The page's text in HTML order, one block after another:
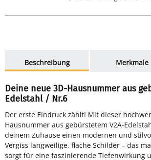
Beschreibung
Merkmale
Deine neue 3D-Hausnummer aus
Edelstahl / Nr.6
Der erste Eindruck zählt! Mit dieser
Hausnummer aus gebürstetem V2A-
deinem Zuhause einen modernen und
Vergiss langweilige, flache Schilder – das
sorgt für eine faszinierende Tiefenwirkung